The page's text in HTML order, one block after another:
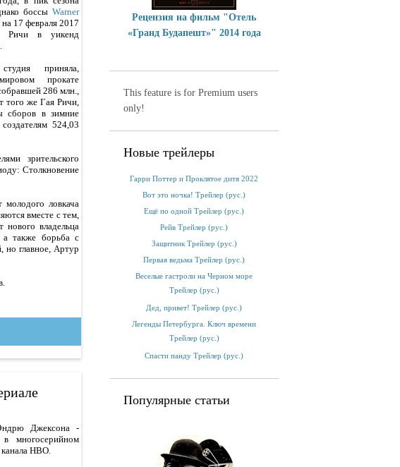
боссы Warner
17 февраля 2017
Ричи в уикенд
приняла,
прокате
286 млн.,
того же Гая Ричи,
сборов в зимние
524,03
зрительского
Столкновение
молодого ловкача
вместе с тем,
владельца
а также борьба с
но главное, Артур
Джексона -
многосерийном
канала НВО.
Рецензия на фильм "Отель
«Гранд Будапешт»" 2014 года
This feature is for Premium users
only!
Новые трейлеры
Гарри Поттер и Проклятое дитя 2022
Вот это ночка! Трейлер (рус.)
Ещё по одной Трейлер (рус.)
Рейв Трейлер (рус.)
Защитник Трейлер (рус.)
Первая ведьма Трейлер (рус.)
Веселые гастроли на Черном море
Трейлер (рус.)
Дед, привет! Трейлер (рус.)
Легенды Петербурга. Ключ времени
Трейлер (рус.)
Спасти панду Трейлер (рус.)
Популярные статьи